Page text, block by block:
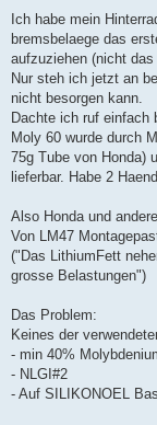
Ich habe mein
bremsbelaege das
aufzuziehen (nicht
Nur steh ich jetzt an
nicht besorgen kann.
Dachte ich ruf einfach
Moly 60 wurde durch
75g Tube von Honda)
lieferbar. Habe 2
Also Honda und
Von LM47
("Das LithiumFett
grosse Belastungen")
Das Problem:
Keines der
- min 40%
- NLGI#2
- Auf SILIKONOEL